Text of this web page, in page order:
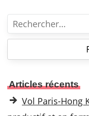
e
h
r
c
Articles récents
Vol Paris-Hong